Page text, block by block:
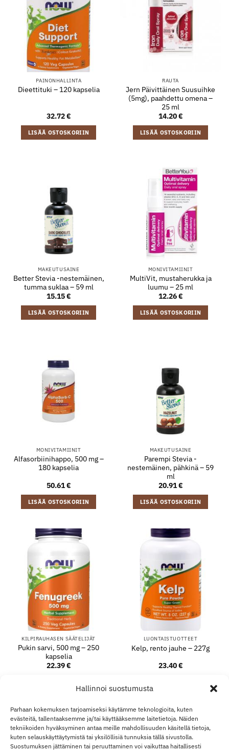
Hallinnoi suostumusta
Parhaan kokemuksen tarjoamiseksi käytämme teknologioita, kuten
evästeitä, tallentaaksemme ja/tai käyttääksemme laitetietoja. Näiden
tekniikoiden hyväksyminen antaa meille mahdollisuuden käsitellä tietoja,
kuten selauskäyttäytymistä tai yksilöllisiä tunnuksia tällä sivustolla.
Suostumuksen jättäminen tai peruuttaminen voi vaikuttaa haitallisesti
PAINONHALLINTA
Dieettituki – 120 kapselia
32.72€
LISÄÄ OSTOSKORIIN
RAUTA
Jern Päivittäinen Suusuihke
(5mg), paahdettu omena –
25 ml
14.20€
LISÄÄ OSTOSKORIIN
MAKEUTUSAINE
Better Stevia -nestemäinen,
tumma suklaa – 59 ml
15.15€
LISÄÄ OSTOSKORIIN
MONIVITAMIINIT
MultiVit, mustaherukka ja
luumu – 25 ml
12.26€
LISÄÄ OSTOSKORIIN
MONIVITAMIINIT
Alfasorbiinihappo, 500 mg –
180 kapselia
50.61€
LISÄÄ OSTOSKORIIN
MAKEUTUSAINE
Parempi Stevia -
nestemäinen, pähkinä – 59
ml
20.91€
LISÄÄ OSTOSKORIIN
KILPIRAUHASEN SÄÄTELIJÄT
Pukin sarvi, 500 mg – 250
kapselia
22.39€
LUONTAISTUOTTEET
Kelp, rento jauhe – 227g
23.40€
Visa MasterCardKlarna
Apple
Pay
TOIMITUS JA PALAUTUKSET OTA YHTEYTTÄ
TILINI